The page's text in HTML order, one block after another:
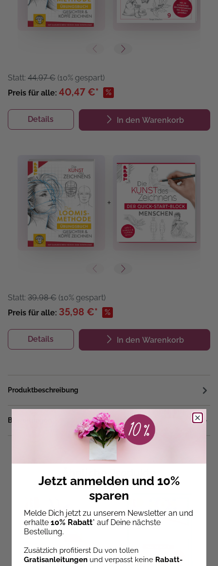
Statt: 44,97 € (10% gespart)
Preis für alle: 40,47 €* %
Details In den Warenkorb
+
Statt: 39,98 € (10% gespart)
Preis für alle: 35,98 €* %
Details In den Warenkorb
Produktbeschreibung
Bewertungen
Jetzt anmelden und 10%
sparen
Melde Dich jetzt zu unserem Newsletter an und
erhalte 10% Rabatt* auf Deine nächste
Bestellung.
Zusätzlich profitierst Du von tollen
Gratisanleitungen und verpasst keine Rabatt-